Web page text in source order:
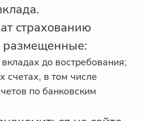
страхованию
размещенные:
до востребования;
счетах, в том числе
по банковским